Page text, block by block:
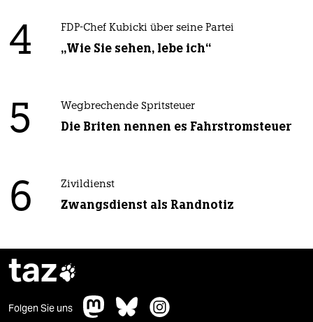
4 FDP-Chef Kubicki über seine Partei
„Wie Sie sehen, lebe ich“
5 Wegbrechende Spritsteuer
Die Briten nennen es Fahrstromsteuer
6 Zivildienst
Zwangsdienst als Randnotiz
taz
Folgen Sie uns